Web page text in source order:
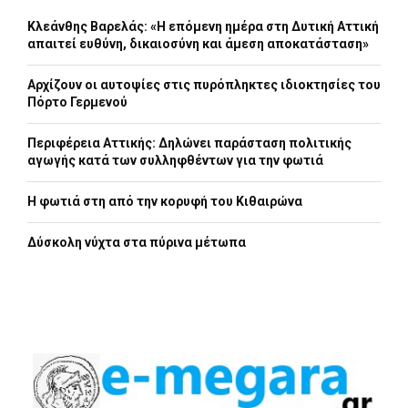
Κλεάνθης Βαρελάς: «Η επόμενη ημέρα στη Δυτική Αττική
απαιτεί ευθύνη, δικαιοσύνη και άμεση αποκατάσταση»
Αρχίζουν οι αυτοψίες στις πυρόπληκτες ιδιοκτησίες του
Πόρτο Γερμενού
Περιφέρεια Αττικής: Δηλώνει παράσταση πολιτικής
αγωγής κατά των συλληφθέντων για την φωτιά
Η φωτιά στη από την κορυφή του Κιθαιρώνα
Δύσκολη νύχτα στα πύρινα μέτωπα